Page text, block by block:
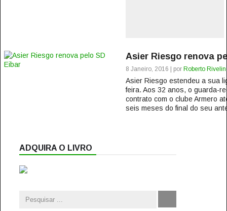
Asier Riesgo renova
8 Janeiro, 2016 | por Roberto
Asier Riesgo estendeu a sua
feira. Aos 32 anos, o guarda-
contrato com o clube Armero
seis meses do final do seu
ADQUIRA O LIVRO